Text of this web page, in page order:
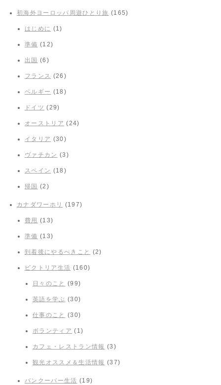
初海外ヨーロッパ周遊ひとり旅 (165)
はじめに (1)
準備 (12)
出国 (6)
フランス (26)
ベルギー (18)
ドイツ (29)
オーストリア (24)
イタリア (30)
ヴァチカン (3)
スペイン (18)
帰国 (2)
カナダワーホリ (197)
費用 (13)
準備 (13)
到着後にやるべきこと (2)
ビクトリア生活 (160)
日々のこと (99)
英語を学ぶ (30)
仕事のこと (30)
ボランティア (1)
カフェ・レストラン情報 (3)
観光オススメ＆生活情報 (37)
バンクーバー生活 (19)